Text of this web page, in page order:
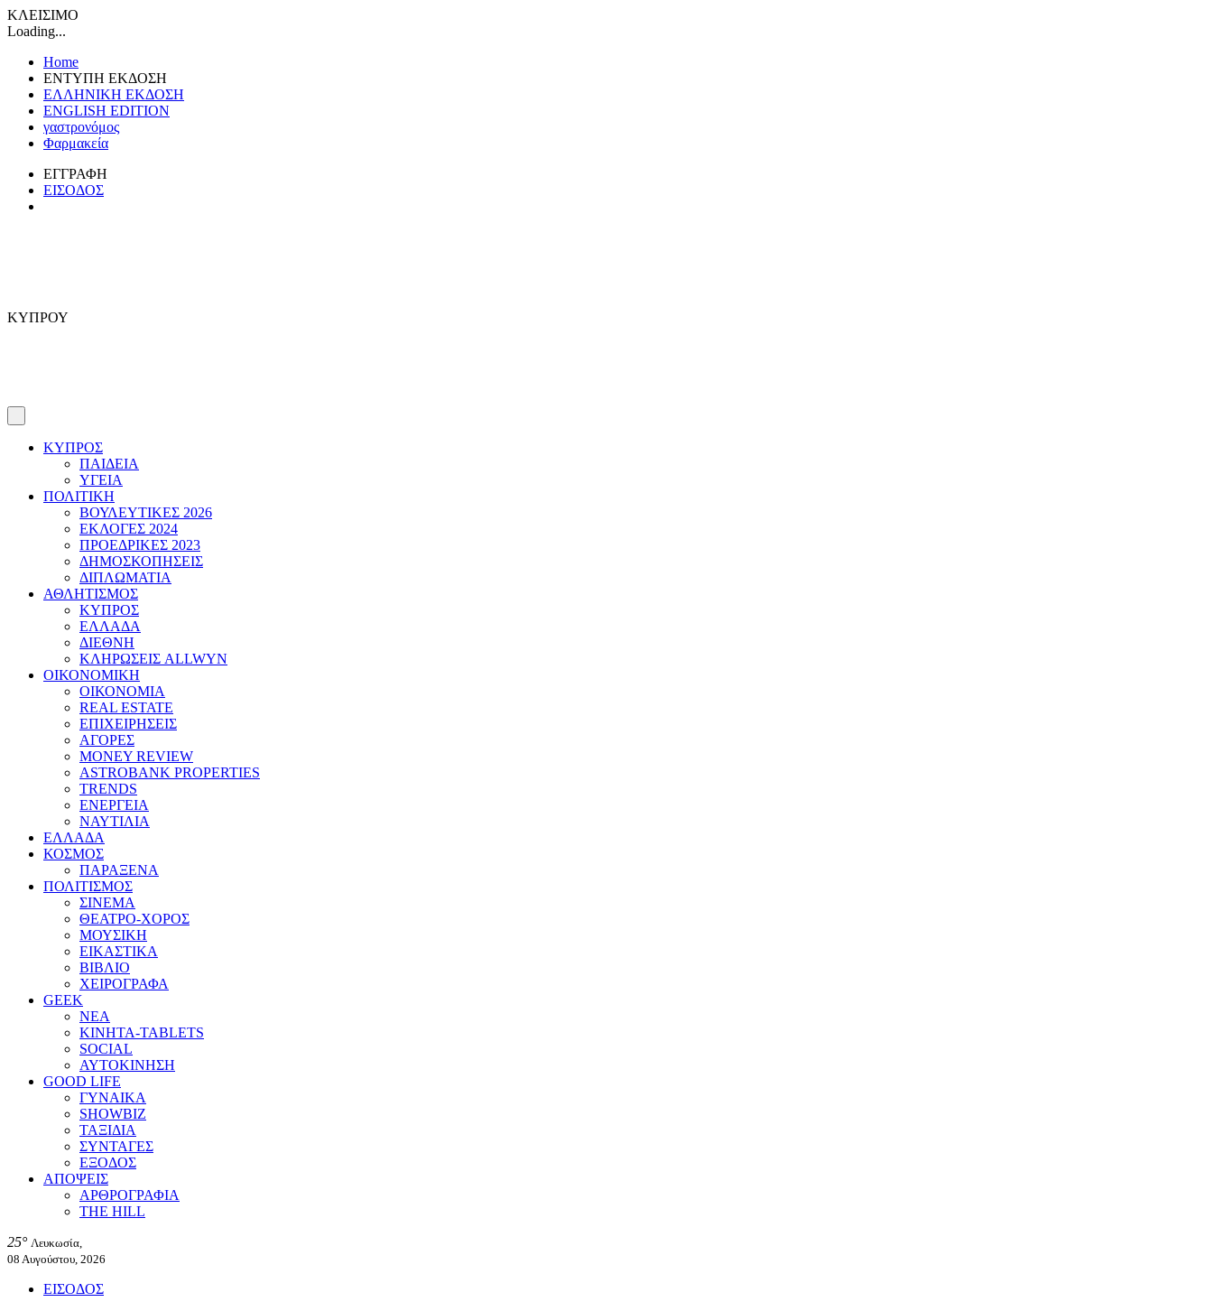
ΚΛΕΙΣΙΜΟ
Loading...
Home
ΕΝΤΥΠΗ ΕΚΔΟΣΗ
ΕΛΛΗΝΙΚΗ ΕΚΔΟΣΗ
ENGLISH EDITION
γαστρονόμος
Φαρμακεία
ΕΓΓΡΑΦΗ
ΕΙΣΟΔΟΣ
ΚΥΠΡΟΥ
ΚΥΠΡΟΣ
ΠΑΙΔΕΙΑ
ΥΓΕΙΑ
ΠΟΛΙΤΙΚΗ
ΒΟΥΛΕΥΤΙΚΕΣ 2026
ΕΚΛΟΓΕΣ 2024
ΠΡΟΕΔΡΙΚΕΣ 2023
ΔΗΜΟΣΚΟΠΗΣΕΙΣ
ΔΙΠΛΩΜΑΤΙΑ
ΑΘΛΗΤΙΣΜΟΣ
ΚΥΠΡΟΣ
ΕΛΛΑΔΑ
ΔΙΕΘΝΗ
ΚΛΗΡΩΣΕΙΣ ALLWYN
ΟΙΚΟΝΟΜΙΚΗ
ΟΙΚΟΝΟΜΙΑ
REAL ESTATE
ΕΠΙΧΕΙΡΗΣΕΙΣ
ΑΓΟΡΕΣ
MONEY REVIEW
ASTROBANK PROPERTIES
TRENDS
ΕΝΕΡΓΕΙΑ
ΝΑΥΤΙΛΙΑ
ΕΛΛΑΔΑ
ΚΟΣΜΟΣ
ΠΑΡΑΞΕΝΑ
ΠΟΛΙΤΙΣΜΟΣ
ΣΙΝΕΜΑ
ΘΕΑΤΡΟ-ΧΟΡΟΣ
ΜΟΥΣΙΚΗ
ΕΙΚΑΣΤΙΚΑ
ΒΙΒΛΙΟ
ΧΕΙΡΟΓΡΑΦΑ
GEEK
ΝΕΑ
ΚΙΝΗΤΑ-TABLETS
SOCIAL
ΑΥΤΟΚΙΝΗΣΗ
GOOD LIFE
ΓΥΝΑΙΚΑ
SHOWBIZ
ΤΑΞΙΔΙΑ
ΣΥΝΤΑΓΕΣ
ΕΞΟΔΟΣ
ΑΠΟΨΕΙΣ
ΑΡΘΡΟΓΡΑΦΙΑ
THE HILL
25° Λευκωσία,
08 Αυγούστου, 2026
ΕΙΣΟΔΟΣ